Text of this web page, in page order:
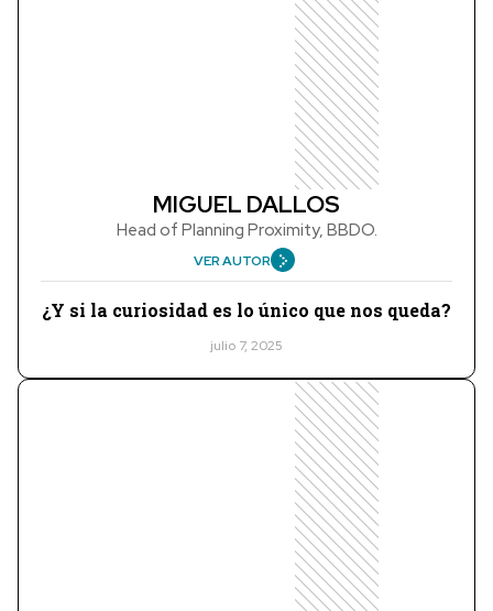
MIGUEL DALLOS
Head of Planning Proximity, BBDO.
VER AUTOR
¿Y si la curiosidad es lo único que nos queda?
julio 7, 2025